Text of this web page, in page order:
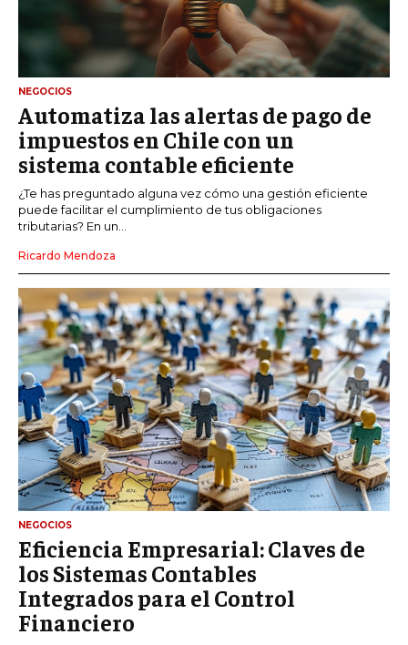
NEGOCIOS
Automatiza las alertas de pago de
impuestos en Chile con un
sistema contable eficiente
¿Te has preguntado alguna vez cómo una gestión eficiente
puede facilitar el cumplimiento de tus obligaciones
tributarias? En un...
Ricardo Mendoza
NEGOCIOS
Eficiencia Empresarial: Claves de
los Sistemas Contables
Integrados para el Control
Financiero